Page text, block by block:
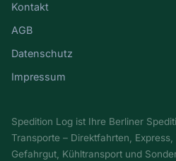
Kontakt
AGB
Datenschutz
Impressum
Spedition Log ist Ihre Berliner
Transporte – Direktfahrten,
Gefahrgut, Kühltransport und